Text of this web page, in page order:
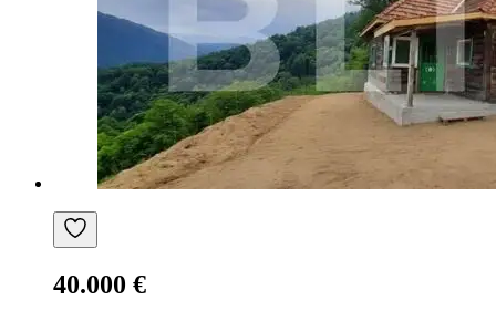
40.000 €